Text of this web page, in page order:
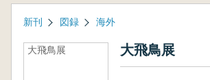
新刊 図録 海外
大飛鳥展 大飛鳥展